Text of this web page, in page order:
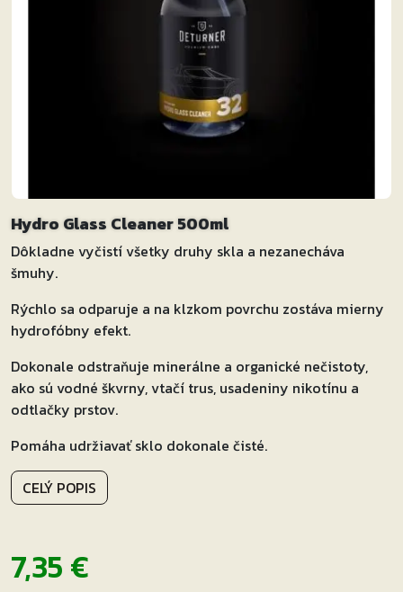
Hydro Glass Cleaner 500ml
Dôkladne vyčistí všetky druhy skla a nezanecháva
šmuhy.
Rýchlo sa odparuje a na klzkom povrchu zostáva mierny
hydrofóbny efekt.
Dokonale odstraňuje minerálne a organické nečistoty,
ako sú vodné škvrny, vtačí trus, usadeniny nikotínu a
odtlačky prstov.
Pomáha udržiavať sklo dokonale čisté.
CELÝ POPIS
7,35€